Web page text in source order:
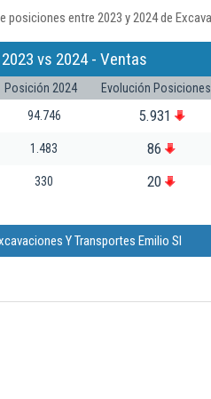
entre 2023 y 2024 de
vs 2024 - Ventas
Posición 2024
Evolución Posiciones
94.746 5.931
1.483 86
330 20
Y Transportes Emilio Sl